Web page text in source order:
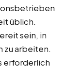
üblich.
sein, in
zu arbeiten.
erforderlich